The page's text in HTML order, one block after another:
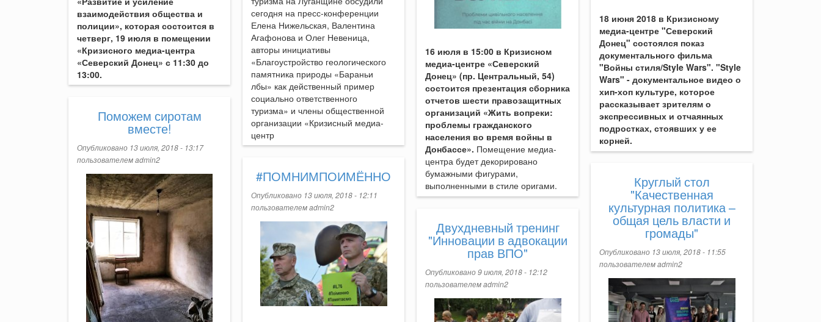
взаимодействия общества и
полиции», которая состоится в
четверг, 19 июля в помещении
«Кризисного медиа-центра
«Северский Донец» с 11:30 до
13:00.
сегодня на пресс-конференции
Елена Нижельская, Валентина
Агафонова и Олег Невеница,
авторы инициативы
«Благоустройство геологического
памятника природы «Бараньи
лбы» как действенный пример
социально ответственного
туризма» и члены общественной
организации «Кризисный медиа-
центр
16 июля в 15:00 в Кризисном
медиа-центре «Северский
Донец» (пр. Центральный, 54)
состоится презентация сборника
отчетов шести правозащитных
организаций «Жить вопреки:
проблемы гражданского
населения во время войны в
Донбассе». Помещение медиа-
центра будет декорировано
бумажными фигурами,
выполненными в стиле оригами.
18 июня 2018 в Кризисному
медиа-центре "Северский
Донец" состоялся показ
документального фильма
"Войны стиля/Style Wars". "Style
Wars" - документальное видео о
хип-хоп культуре, которое
рассказывает зрителям о
экспрессивных и отчаянных
подростках, стоявших у ее
корней.
Поможем сиротам
вместе!
Опубликовано 13 июля, 2018 - 13:17
пользователемadmin2
#ПОМНИМПОИМЁННО
Опубликовано 13 июля, 2018 - 12:11
пользователемadmin2
Круглый стол
"Качественная
культурная политика –
общая цель власти и
громады"
Опубликовано 13 июля, 2018 - 11:55
пользователемadmin2
Двухдневный тренинг
"Инновации в адвокации
прав ВПО"
Опубликовано 9 июля, 2018 - 12:12
пользователемadmin2